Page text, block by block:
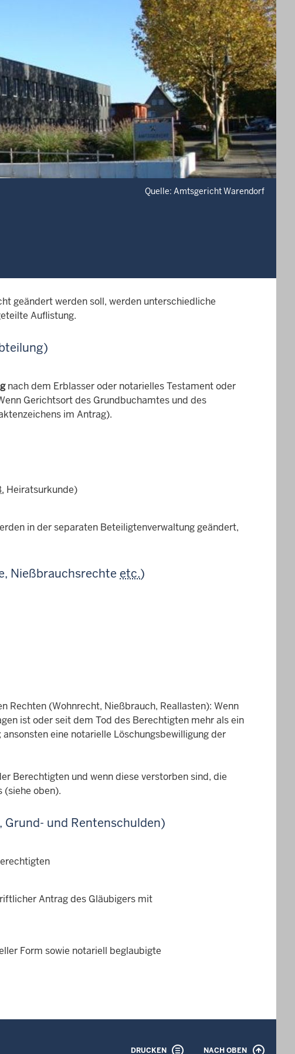
Quelle: Amtsgericht Warendorf
geändert werden soll, werden unterschiedliche
Auflistung.
nach dem Erblasser oder notarielles Testament oder
Gerichtsort des Grundbuchamtes und des
im Antrag).
Heiratsurkunde)
in der separaten Beteiligtenverwaltung geändert,
Nießbrauchsrechte etc.)
Rechten (Wohnrecht, Nießbrauch, Reallasten): Wenn
ist oder seit dem Tod des Berechtigten mehr als ein
eine notarielle Löschungsbewilligung der
Berechtigten und wenn diese verstorben sind, die
(siehe oben).
und Rentenschulden)
Antrag des Gläubigers mit
Form sowie notariell beglaubigte
DRUCKEN NACH OBEN